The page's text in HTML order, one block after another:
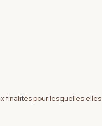
finalités pour lesquelles elles